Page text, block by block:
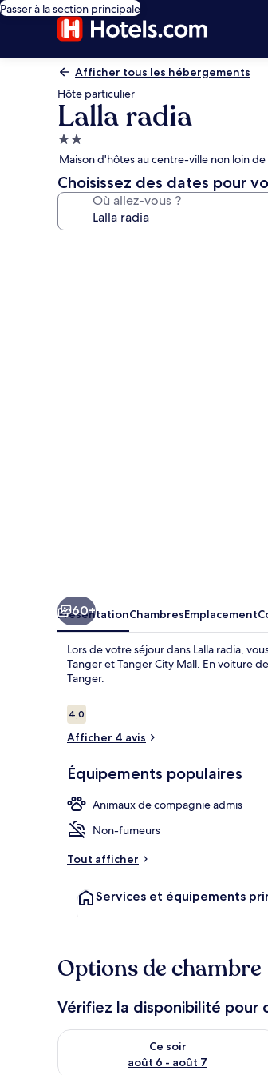
Passer à la section principale
Afficher tous les hébergements
Hôte particulier
Lalla radia
Hébergement
2.0 étoiles
Maison d'hôtes au centre-ville non loin
Choisissez des dates pour
Où allez-vous ?
60+
PrésentationChambresEmplacement
Lors de votre séjour dans Lalla radia,
Tanger et Tanger City Mall. En voiture
Tanger.
Avis
voyageurs
4,04,0 sur 10
Afficher 4 avis
Équipements populaires
Animaux de compagnie admis
Non-fumeurs
Tout afficher
Services et équipements
Options de chambre
Vérifiez la disponibilité pour
Ce soir
août 6 - août 7
Vérifier la disponibilité pour ce soir